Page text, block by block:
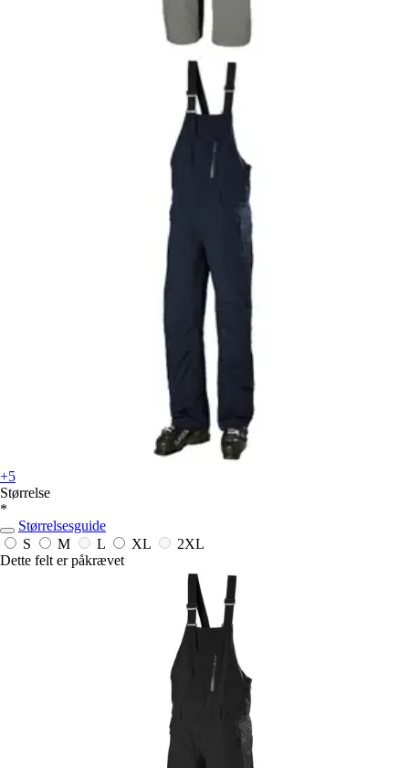
+5
Størrelse
*
Størrelsesguide
S
M L XL
2XL
Dette felt er påkrævet